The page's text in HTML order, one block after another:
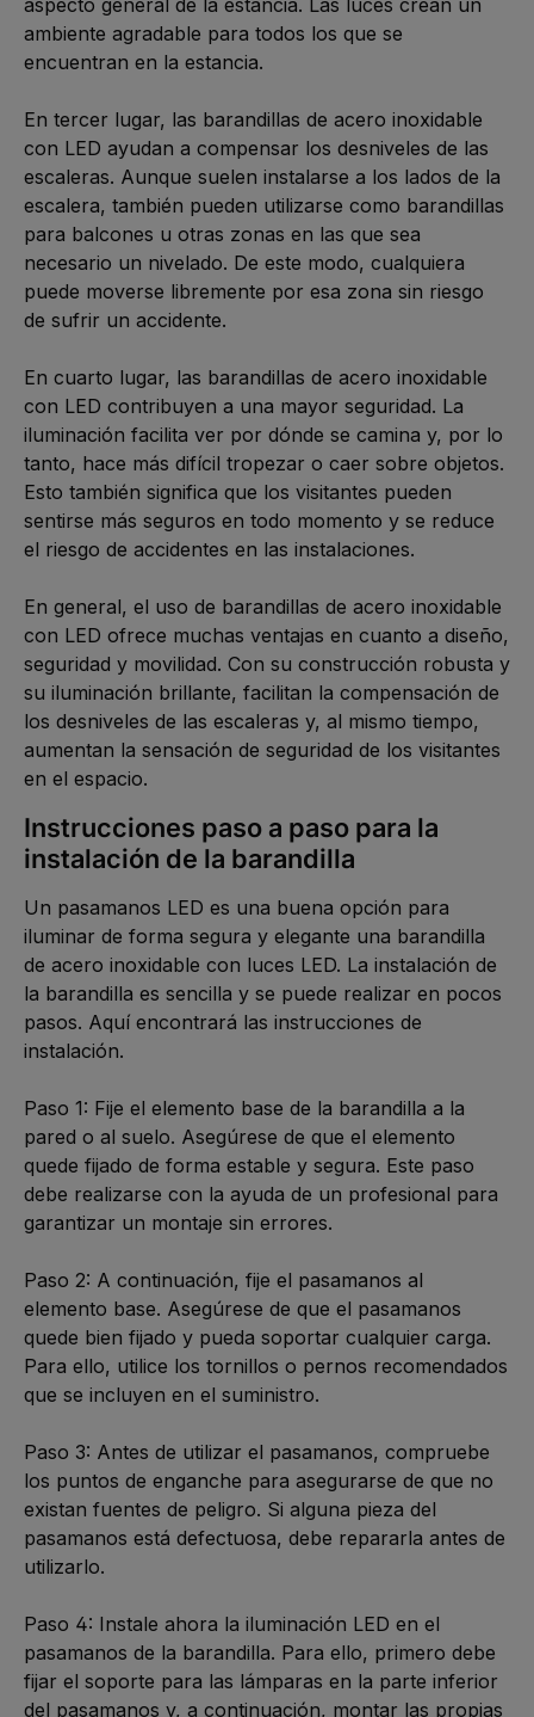
ambiente agradable para todos los que se
encuentran en la estancia.
En tercer lugar, las barandillas de acero inoxidable
con LED ayudan a compensar los desniveles de las
escaleras. Aunque suelen instalarse a los lados de la
escalera, también pueden utilizarse como barandillas
para balcones u otras zonas en las que sea
necesario un nivelado. De este modo, cualquiera
puede moverse libremente por esa zona sin riesgo
de sufrir un accidente.
En cuarto lugar, las barandillas de acero inoxidable
con LED contribuyen a una mayor seguridad. La
iluminación facilita ver por dónde se camina y, por lo
tanto, hace más difícil tropezar o caer sobre objetos.
Esto también significa que los visitantes pueden
sentirse más seguros en todo momento y se reduce
el riesgo de accidentes en las instalaciones.
En general, el uso de barandillas de acero inoxidable
con LED ofrece muchas ventajas en cuanto a diseño,
seguridad y movilidad. Con su construcción robusta y
su iluminación brillante, facilitan la compensación de
los desniveles de las escaleras y, al mismo tiempo,
aumentan la sensación de seguridad de los visitantes
en el espacio.
Instrucciones paso a paso para la
instalación de la barandilla
Un pasamanos LED es una buena opción para
iluminar de forma segura y elegante una barandilla
de acero inoxidable con luces LED. La instalación de
la barandilla es sencilla y se puede realizar en pocos
pasos. Aquí encontrará las instrucciones de
instalación.
Paso 1: Fije el elemento base de la barandilla a la
pared o al suelo. Asegúrese de que el elemento
quede fijado de forma estable y segura. Este paso
debe realizarse con la ayuda de un profesional para
garantizar un montaje sin errores.
Paso 2: A continuación, fije el pasamanos al
elemento base. Asegúrese de que el pasamanos
quede bien fijado y pueda soportar cualquier carga.
Para ello, utilice los tornillos o pernos recomendados
que se incluyen en el suministro.
Paso 3: Antes de utilizar el pasamanos, compruebe
los puntos de enganche para asegurarse de que no
existan fuentes de peligro. Si alguna pieza del
pasamanos está defectuosa, debe repararla antes de
utilizarlo.
Paso 4: Instale ahora la iluminación LED en el
pasamanos de la barandilla. Para ello, primero debe
fijar el soporte para las lámparas en la parte inferior
del pasamanos y, a continuación, montar las propias